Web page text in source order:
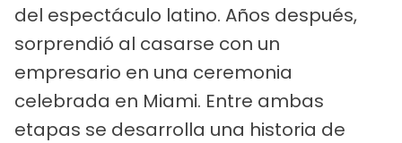
del espectáculo latino. Años después,
sorprendió al casarse con un
empresario en una ceremonia
celebrada en Miami. Entre ambas
etapas se desarrolla una historia de